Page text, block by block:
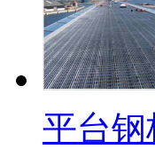
平台钢